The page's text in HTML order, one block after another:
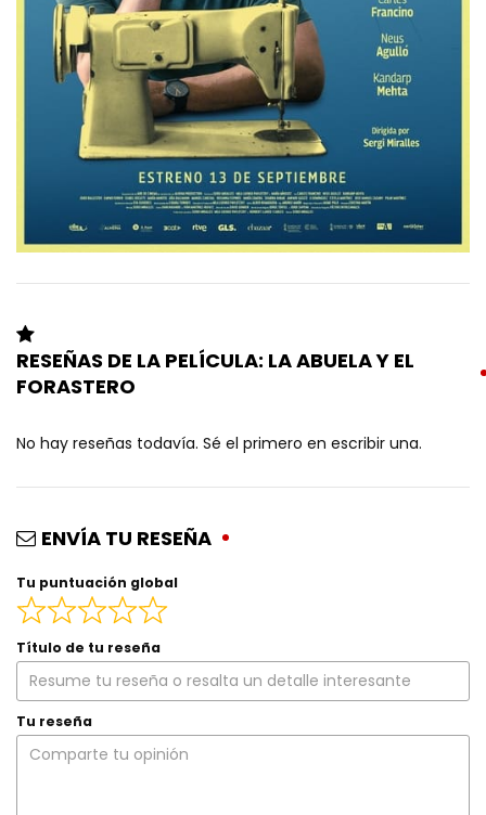
RESEÑAS DE LA PELÍCULA: LA ABUELA Y EL
FORASTERO
No hay reseñas todavía. Sé el primero en escribir una.
ENVÍA TU RESEÑA
Tu puntuación global
Título de tu reseña
Tu reseña